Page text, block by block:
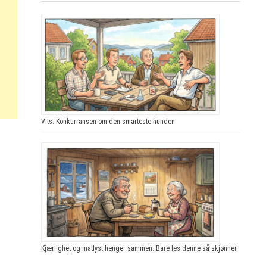
Vits: Konkurransen om den smarteste hunden
Kjærlighet og matlyst henger sammen. Bare les denne så skjønner